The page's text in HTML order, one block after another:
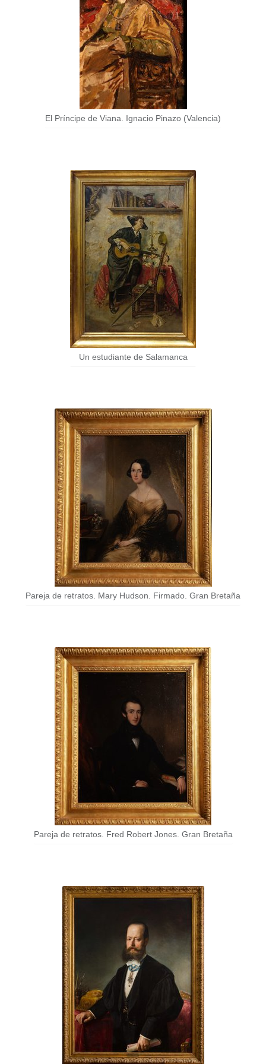
Lunes y Miércoles de 17:00 a 20:00
Viernes de 17:30 a 20:00
El Príncipe de Viana. Ignacio Pinazo (Valencia)
Un estudiante de Salamanca
Pareja de retratos. Mary Hudson. Firmado. Gran Bretaña
Pareja de retratos. Fred Robert Jones. Gran Bretaña